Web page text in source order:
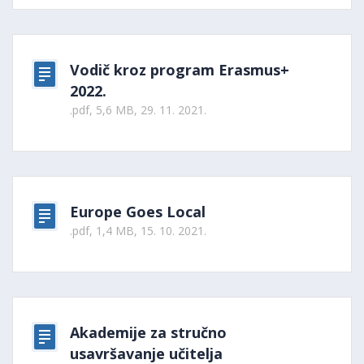
Vodič kroz program Erasmus+
2022.
.pdf, 5,6 MB, 29. 11. 2021.
Europe Goes Local
.pdf, 1,4 MB, 15. 10. 2021.
Akademije za stručno
usavršavanje učitelja